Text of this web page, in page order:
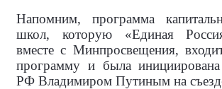
Напомним, программа
школ, которую «Единая
вместе с Минпросвещения,
программу и была инициирована
РФ Владимиром Путиным на